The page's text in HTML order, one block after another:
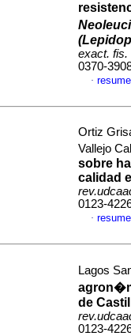
exact. fis.
0370-
·
Ortiz
Vallejo
sobre
calidad
0123-
·
Lagos
de
0123-